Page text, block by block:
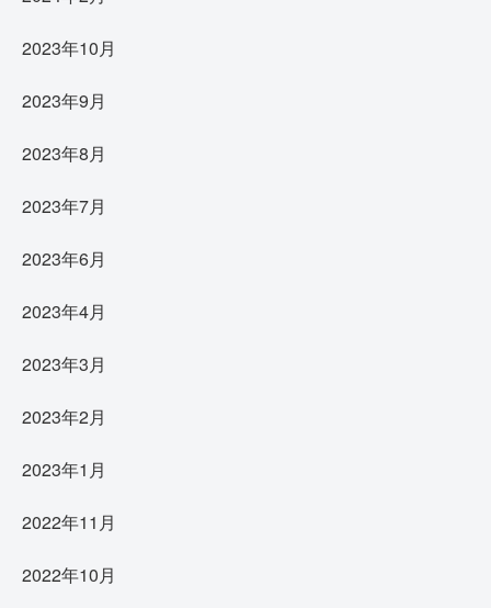
2023年10月
2023年9月
2023年8月
2023年7月
2023年6月
2023年4月
2023年3月
2023年2月
2023年1月
2022年11月
2022年10月